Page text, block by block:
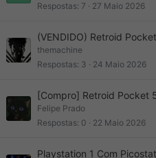
Respostas 7 27 Maio 2026
(VENDIDO) Retroid
themachine
Respostas 3 24 Maio 2026
[Compro] Retroid Pocket
Felipe Prado
Respostas 0 22 Maio 2026
Playstation 1 Com